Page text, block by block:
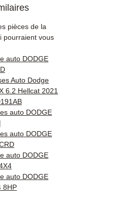
pièces de la
pourraient vous
auto DODGE
Auto Dodge
6.2 Hellcat 2021
auto DODGE
auto DODGE
auto DODGE
auto DODGE
8HP